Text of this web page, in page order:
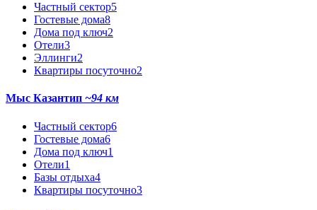
Частный сектор5
Гостевые дома8
Дома под ключ2
Отели3
Эллинги2
Квартиры посуточно2
Мыс Казантип ~94 км
Частный сектор6
Гостевые дома6
Дома под ключ1
Отели1
Базы отдыха4
Квартиры посуточно3